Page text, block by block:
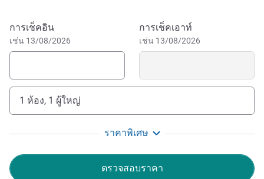
เป็นเมืองแห่งการเล่นเรือใบที่เต็มไปด้วยความมีชีวิตชีวาได้
สะดวก หรือเดินเล่นจากโรงแรมเพื่อสัมผัสกับร้านอาหารและ
บาร์ชั้นดีบริเวณรอบๆ ท่าเรือ Viaduct หรือชมนิทรรศการที่
ช่วงสั้นๆ เพื่อไปเที่ยวสนุกกับครอบครัวที่สวนสัตว์โอ๊คแลนด์
และ Kelly Tarlton's Aquarium รวมถึงชมคอนเสิร์ตที่ Vector
Arena และชมวิวเมืองน่าตื่นตาที่ SkyTower อันโดดเด่นของ
Auckland is known for from your home base at the ibis
Budget Auckland Central Hotel.
จองโรงแรมนี้
การเช็คอิน
เช่น 13/08/2026
การเช็คเอาท์
เช่น 13/08/2026
1 ห้อง, 1 ผู้ใหญ่
ราคาพิเศษ
ตรวจสอบราคา